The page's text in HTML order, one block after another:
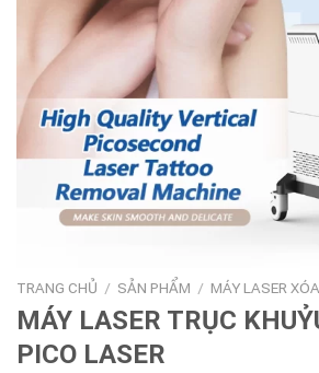
TRANG CHỦ / SẢN PHẨM / MÁY LASER
MÁY LASER TRỤC
PICO LASER